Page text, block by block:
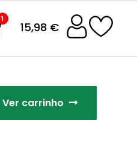
1
15,98 €
Ver carrinho